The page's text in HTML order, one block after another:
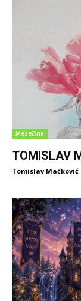
Mesečina
TOMISLAV
Tomislav Mačković